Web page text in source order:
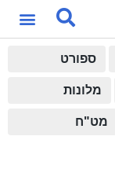
ספורט
מלונות
מט"ח